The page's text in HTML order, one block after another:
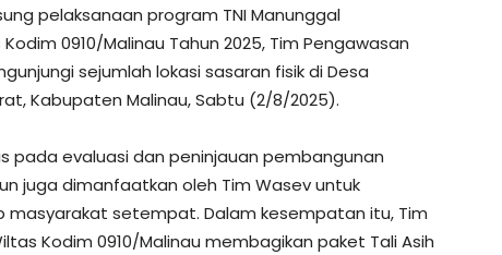
pelaksanaan program TNI Manunggal
0910/Malinau Tahun 2025, Tim Pengawasan
sejumlah lokasi sasaran fisik di Desa
Kabupaten Malinau, Sabtu (2/8/2025).
pada evaluasi dan peninjauan pembangunan
juga dimanfaatkan oleh Tim Wasev untuk
masyarakat setempat. Dalam kesempatan itu, Tim
Kodim 0910/Malinau membagikan paket Tali Asih